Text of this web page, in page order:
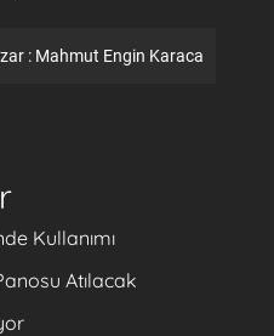
: Mahmut Engin Karaca
Kullanımı
Atılacak